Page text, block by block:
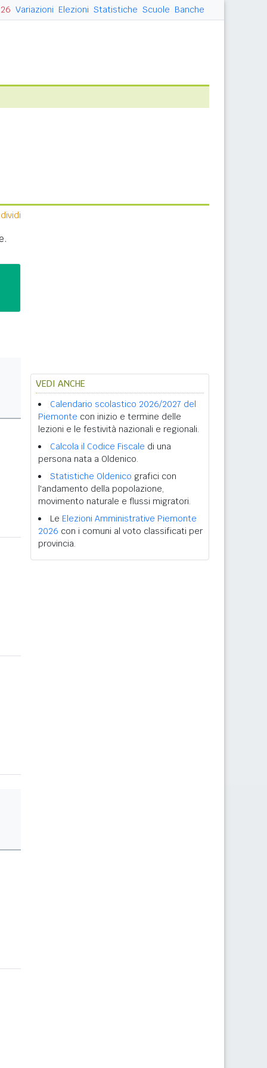
Variazioni Elezioni Statistiche Scuole Banche
VEDI ANCHE
Calendario scolastico 2026/2027 del
Piemonte con inizio e termine delle
lezioni e le festività nazionali e regionali.
Calcola il Codice Fiscale di una
persona nata a Oldenico.
Statistiche Oldenico grafici con
l'andamento della popolazione,
movimento naturale e flussi migratori.
Le Elezioni Amministrative Piemonte
2026 con i comuni al voto classificati per
provincia.